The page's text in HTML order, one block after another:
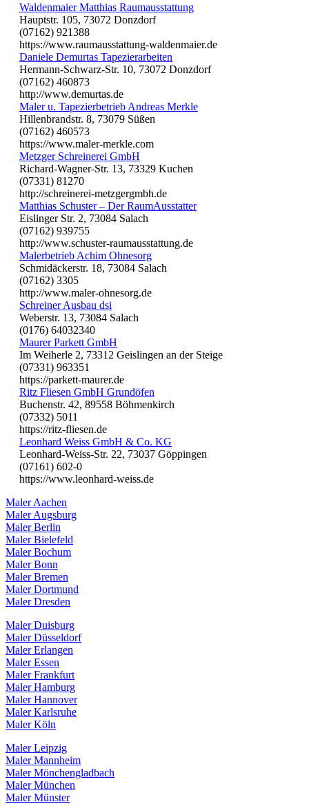
Waldenmaier Matthias Raumausstattung
Hauptstr. 105, 73072 Donzdorf
(07162) 921388
https://www.raumausstattung-waldenmaier.de
Daniele Demurtas Tapezierarbeiten
Hermann-Schwarz-Str. 10, 73072 Donzdorf
(07162) 460873
http://www.demurtas.de
Maler u. Tapezierbetrieb Andreas Merkle
Hillenbrandstr. 8, 73079 Süßen
(07162) 460573
https://www.maler-merkle.com
Metzger Schreinerei GmbH
Richard-Wagner-Str. 13, 73329 Kuchen
(07331) 81270
http://schreinerei-metzgergmbh.de
Matthias Schuster – Der RaumAusstatter
Eislinger Str. 2, 73084 Salach
(07162) 939755
http://www.schuster-raumausstattung.de
Malerbetrieb Achim Ohnesorg
Schmidäckerstr. 18, 73084 Salach
(07162) 3305
http://www.maler-ohnesorg.de
Schreiner Ausbau dsi
Weberstr. 13, 73084 Salach
(0176) 64032340
Maurer Parkett GmbH
Im Weiherle 2, 73312 Geislingen an der Steige
(07331) 963351
https://parkett-maurer.de
Ritz Fliesen GmbH Grundöfen
Buchenstr. 42, 89558 Böhmenkirch
(07332) 5011
https://ritz-fliesen.de
Leonhard Weiss GmbH & Co. KG
Leonhard-Weiss-Str. 22, 73037 Göppingen
(07161) 602-0
https://www.leonhard-weiss.de
Maler Aachen
Maler Augsburg
Maler Berlin
Maler Bielefeld
Maler Bochum
Maler Bonn
Maler Bremen
Maler Dortmund
Maler Dresden
Maler Duisburg
Maler Düsseldorf
Maler Erlangen
Maler Essen
Maler Frankfurt
Maler Hamburg
Maler Hannover
Maler Karlsruhe
Maler Köln
Maler Leipzig
Maler Mannheim
Maler Mönchengladbach
Maler München
Maler Münster